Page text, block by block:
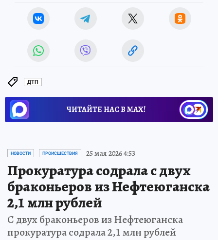
ДТП
ЧИТАЙТЕ НАС В МАХ!
НОВОСТИ ПРОИСШЕСТВИЯ 25 мая 2026 4:53
Прокуратура содрала с двух
браконьеров из Нефтеюганска
2,1 млн рублей
С двух браконьеров из Нефтеюганска
прокуратура содрала 2,1 млн рублей